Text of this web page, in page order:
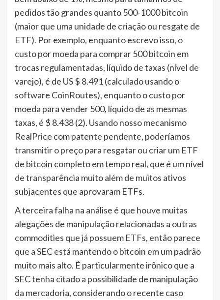
pedidos tão grandes quanto 500-1000 bitcoin
(maior que uma unidade de criação ou resgate de
ETF). Por exemplo, enquanto escrevo isso, o
custo por moeda para comprar 500 bitcoin em
trocas regulamentadas, líquido de taxas (nível de
varejo), é de US $ 8.491 (calculado usando o
software CoinRoutes), enquanto o custo por
moeda para vender 500, líquido de as mesmas
taxas, é $ 8.438 (2). Usando nosso mecanismo
RealPrice com patente pendente, poderíamos
transmitir o preço para resgatar ou criar um ETF
de bitcoin completo em tempo real, que é um nível
de transparência muito além de muitos ativos
subjacentes que aprovaram ETFs.
A terceira falha na análise é que houve muitas
alegações de manipulação relacionadas a outras
commodities que já possuem ETFs, então parece
que a SEC está mantendo o bitcoin em um padrão
muito mais alto. É particularmente irônico que a
SEC tenha citado a possibilidade de manipulação
da mercadoria, considerando o recente caso